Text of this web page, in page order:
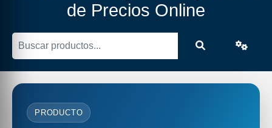
de Precios Online
PRODUCTO